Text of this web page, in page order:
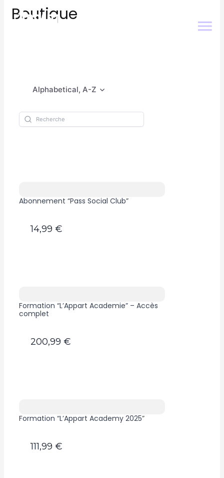
Boutique
Alphabetical, A-Z
Abonnement “Pass Social Club”
14,99 €
Formation “L’Appart Academie” – Accès
complet
200,99 €
Formation “L’Appart Academy 2025”
111,99 €